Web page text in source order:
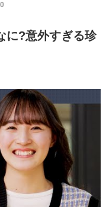
0
に?意外すぎる珍